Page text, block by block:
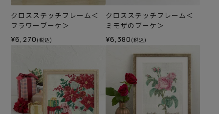
クロスステッチフレーム＜
フラワーブーケ＞
¥6,270 (税込)
クロスステッチフレーム＜
ミモザのブーケ＞
¥6,380 (税込)